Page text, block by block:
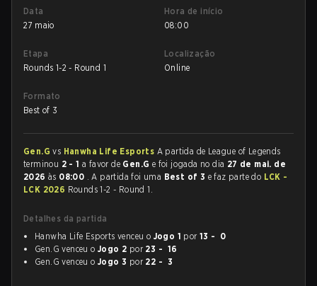
Data
27 maio
Hora de início
08:00
Etapa
Rounds 1-2 - Round 1
Localização
Online
Formato
Best of 3
Gen.Gvs Hanwha Life Esports A partida de League of Legends
terminou 2 - 1 a favor de Gen.G e foi jogada no dia 27 de mai. de
2026 às 08:00 . A partida foi uma Best of 3 e faz parte do LCK -
LCK 2026 Rounds 1-2 - Round 1.
Detalhes da partida
Hanwha Life Esports venceu o Jogo 1 por13 - 0
Gen.G venceu o Jogo 2 por 23 - 16
Gen.G venceu o Jogo 3 por 22 - 3